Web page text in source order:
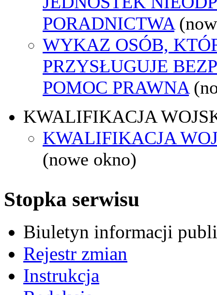
PORADNICTWA
WYKAZ OSÓB,
PRZYSŁUGUJE
POMOC PRAWNA
KWALIFIKACJA
KWALIFIKACJA
(nowe okno)
Stopka serwisu
Biuletyn informacji
Rejestr zmian
Instrukcja